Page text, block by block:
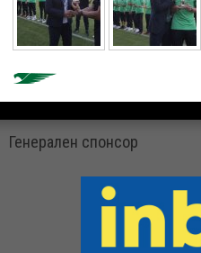
Генерален спонсор